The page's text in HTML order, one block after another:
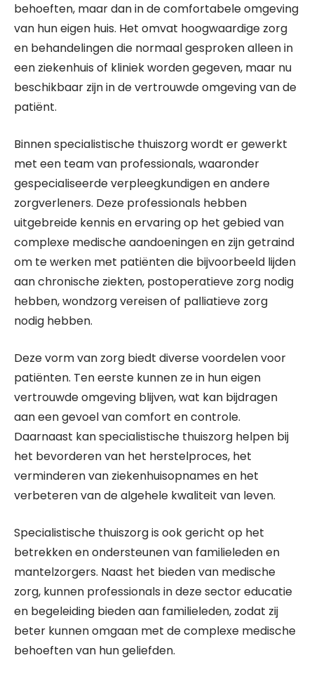
behoeften, maar dan in de comfortabele omgeving
van hun eigen huis. Het omvat hoogwaardige zorg
en behandelingen die normaal gesproken alleen in
een ziekenhuis of kliniek worden gegeven, maar nu
beschikbaar zijn in de vertrouwde omgeving van de
patiënt.
Binnen specialistische thuiszorg wordt er gewerkt
met een team van professionals, waaronder
gespecialiseerde verpleegkundigen en andere
zorgverleners. Deze professionals hebben
uitgebreide kennis en ervaring op het gebied van
complexe medische aandoeningen en zijn getraind
om te werken met patiënten die bijvoorbeeld lijden
aan chronische ziekten, postoperatieve zorg nodig
hebben, wondzorg vereisen of palliatieve zorg
nodig hebben.
Deze vorm van zorg biedt diverse voordelen voor
patiënten. Ten eerste kunnen ze in hun eigen
vertrouwde omgeving blijven, wat kan bijdragen
aan een gevoel van comfort en controle.
Daarnaast kan specialistische thuiszorg helpen bij
het bevorderen van het herstelproces, het
verminderen van ziekenhuisopnames en het
verbeteren van de algehele kwaliteit van leven.
Specialistische thuiszorg is ook gericht op het
betrekken en ondersteunen van familieleden en
mantelzorgers. Naast het bieden van medische
zorg, kunnen professionals in deze sector educatie
en begeleiding bieden aan familieleden, zodat zij
beter kunnen omgaan met de complexe medische
behoeften van hun geliefden.